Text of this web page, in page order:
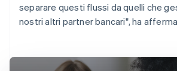
separare questi flussi da quelli che
nostri altri partner bancari", ha